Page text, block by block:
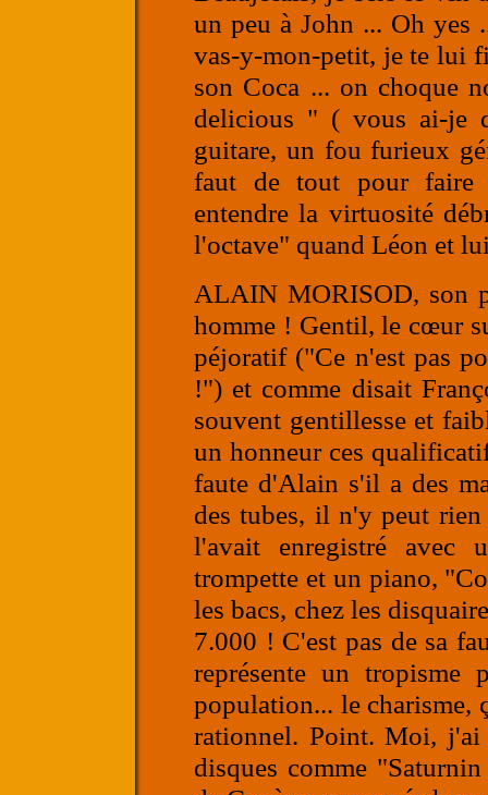
un peu à John ... Oh yes
vas-y-mon-petit, je te lui
son Coca ... on choque
delicious " ( vous ai-je
guitare, un fou furieux
faut de tout pour faire
entendre la virtuosité
l'octave" quand Léon et
ALAIN MORISOD, son
homme ! Gentil, le cœur
péjoratif ("Ce n'est pas
!") et comme disait
souvent gentillesse et
un honneur ces
faute d'Alain s'il a des
des tubes, il n'y peut
l'avait enregistré avec
trompette et un piano,
les bacs, chez les
7.000 ! C'est pas de sa
représente un
population... le charisme,
rationnel. Point. Moi,
disques comme